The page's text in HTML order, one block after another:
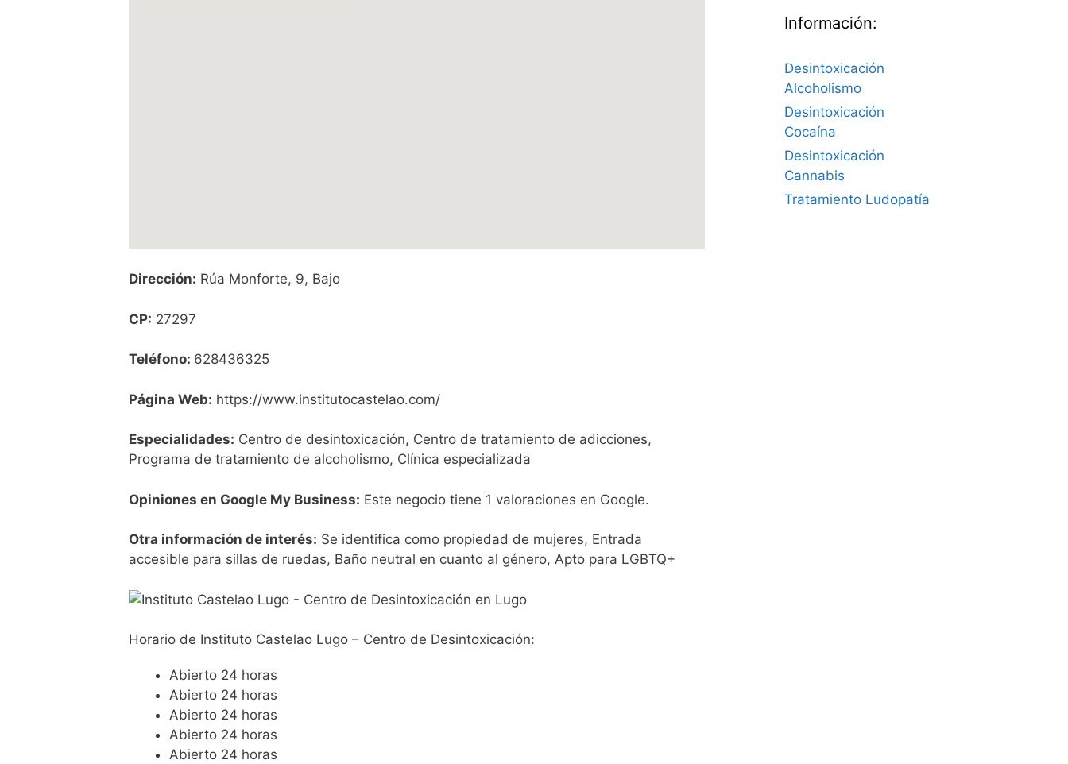
Dirección: Rúa Monforte, 9, Bajo
CP: 27297
Teléfono: 628436325
Página Web: https://www.institutocastelao.com/
Especialidades: Centro de desintoxicación, Centro de tratamiento de adicciones,
Programa de tratamiento de alcoholismo, Clínica especializada
Opiniones en Google My Business: Este negocio tiene 1 valoraciones en Google.
Otra información de interés: Se identifica como propiedad de mujeres, Entrada
accesible para sillas de ruedas, Baño neutral en cuanto al género, Apto para LGBTQ+
Horario de Instituto Castelao Lugo – Centro de Desintoxicación:
Abierto 24 horas
Abierto 24 horas
Abierto 24 horas
Abierto 24 horas
Abierto 24 horas
Información:
Desintoxicación
Alcoholismo
Desintoxicación
Cocaína
Desintoxicación
Cannabis
Tratamiento Ludopatía